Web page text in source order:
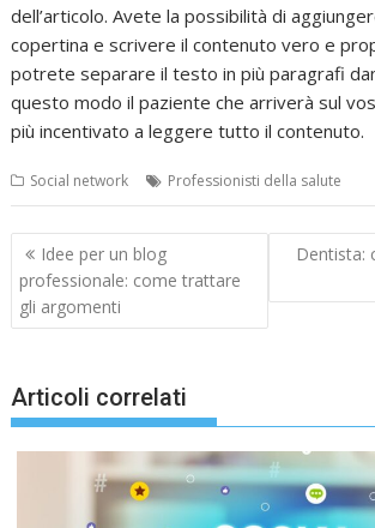
dell’articolo. Avete la possibilità di
copertina e scrivere il contenuto vero e
potrete separare il testo in più paragrafi
questo modo il paziente che arriverà sul
più incentivato a leggere tutto il contenuto.
Social network Professionisti della salute
Navigazione
articoli
Idee per un blog
professionale: come trattare
gli argomenti
Dentista:
Articoli correlati